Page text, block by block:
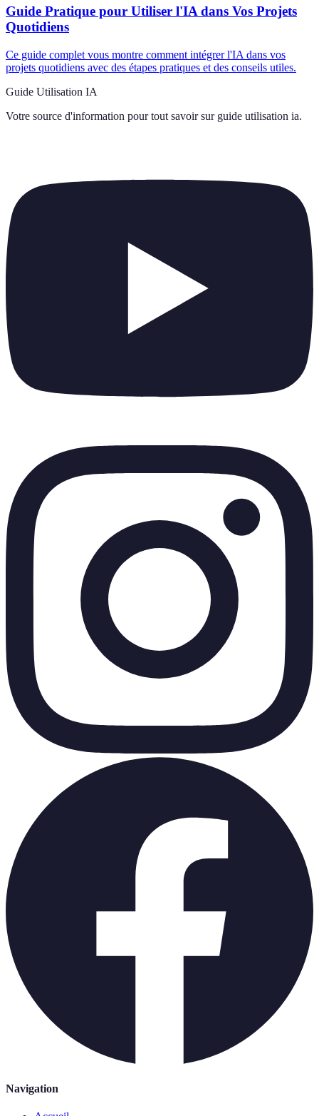
Guide Pratique pour Utiliser l'IA dans Vos Projets
Quotidiens
Ce guide complet vous montre comment intégrer l'IA dans vos
projets quotidiens avec des étapes pratiques et des conseils utiles.
Guide Utilisation IA
Votre source d'information pour tout savoir sur guide utilisation ia.
Navigation